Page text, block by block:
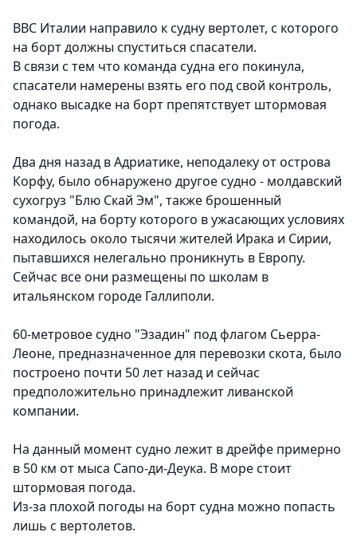
ВВС Италии направило к судну вертолет, с которого
на борт должны спуститься спасатели.
В связи с тем что команда судна его покинула,
спасатели намерены взять его под свой контроль,
однако высадке на борт препятствует штормовая
погода.
Два дня назад в Адриатике, неподалеку от острова
Корфу, было обнаружено другое судно - молдавский
сухогруз "Блю Скай Эм", также брошенный
командой, на борту которого в ужасающих условиях
находилось около тысячи жителей Ирака и Сирии,
пытавшихся нелегально проникнуть в Европу.
Сейчас все они размещены по школам в
итальянском городе Галлиполи.
60-метровое судно "Эзадин" под флагом Сьерра-
Леоне, предназначенное для перевозки скота, было
построено почти 50 лет назад и сейчас
предположительно принадлежит ливанской
компании.
На данный момент судно лежит в дрейфе примерно
в 50 км от мыса Сапо-ди-Деука. В море стоит
штормовая погода.
Из-за плохой погоды на борт судна можно попасть
лишь с вертолетов.